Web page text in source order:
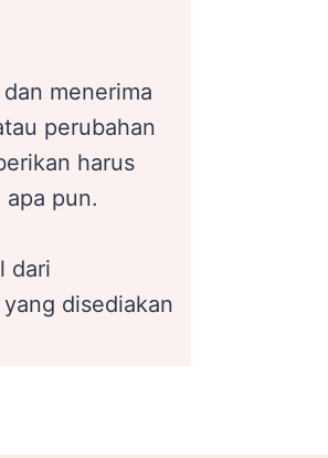
menerima
perubahan
harus
pun.
dari
disediakan